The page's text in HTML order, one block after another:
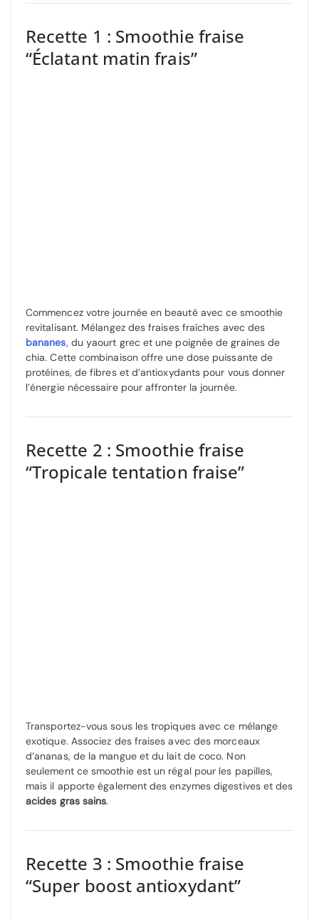
Recette 1 : Smoothie fraise
“Éclatant matin frais”
Commencez votre journée en beauté avec ce smoothie
revitalisant. Mélangez des fraises fraîches avec des
bananes, du yaourt grec et une poignée de graines de
chia. Cette combinaison offre une dose puissante de
protéines, de fibres et d’antioxydants pour vous donner
l’énergie nécessaire pour affronter la journée.
Recette 2 : Smoothie fraise
“Tropicale tentation fraise”
Transportez-vous sous les tropiques avec ce mélange
exotique. Associez des fraises avec des morceaux
d’ananas, de la mangue et du lait de coco. Non
seulement ce smoothie est un régal pour les papilles,
mais il apporte également des enzymes digestives et des
acides gras sains.
Recette 3 : Smoothie fraise
“Super boost antioxydant”